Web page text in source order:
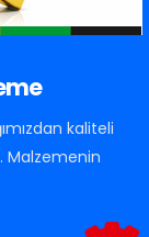
kaliteli
Malzemenin